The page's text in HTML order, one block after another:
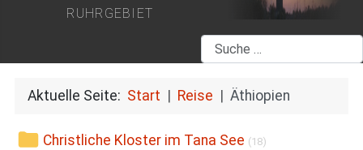
RUHRGEBIET
Suchen
Aktuelle Seite: Start Reise Äthiopien
Christliche Kloster im Tana See (18)